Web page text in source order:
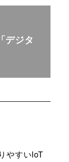
デジタ
やすいIoT